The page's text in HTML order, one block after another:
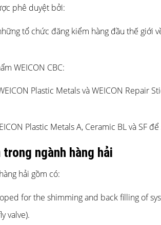
phê duyệt bởi:
tổ chức đăng kiểm hàng đầu thế giới
WEICON CBC:
Plastic Metals và WEICON Repair
Plastic Metals A, Ceramic BL và SF
ngành hàng hải
hải gồm có:
for the shimming and back filling of
valve).